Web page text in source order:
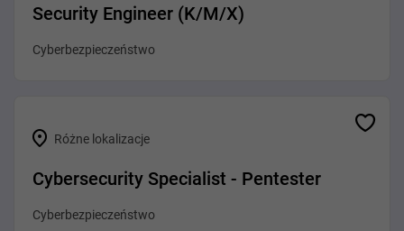
Security Engineer (K/M/X)
Cyberbezpieczeństwo
Różne lokalizacje
Cybersecurity Specialist - Pentester
Cyberbezpieczeństwo